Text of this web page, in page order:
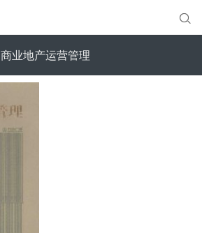

商业地产运营管理